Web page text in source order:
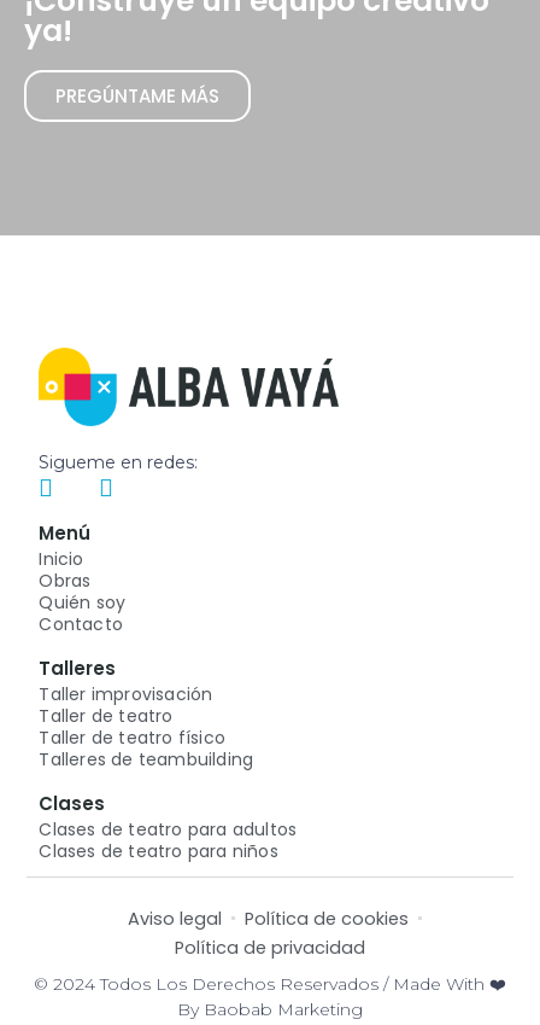
ya!
PREGÚNTAME MÁS
Sigueme en redes:
Menú
Inicio
Obras
Quién soy
Contacto
Talleres
Taller improvisación
Taller de teatro
Taller de teatro físico
Talleres de teambuilding
Clases
Clases de teatro para adultos
Clases de teatro para niños
Aviso legal
Política de cookies
Política de privacidad
© 2024 Todos Los Derechos Reservados / Made With ❤️
By Baobab Marketing